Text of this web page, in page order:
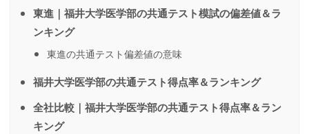
東進｜福井大学医学部の共通テスト模試の偏差値＆ラ
ンキング
東進の共通テスト偏差値の意味
福井大学医学部の共通テスト得点率＆ランキング
全社比較｜福井大学医学部の共通テスト得点率＆ラン
キング